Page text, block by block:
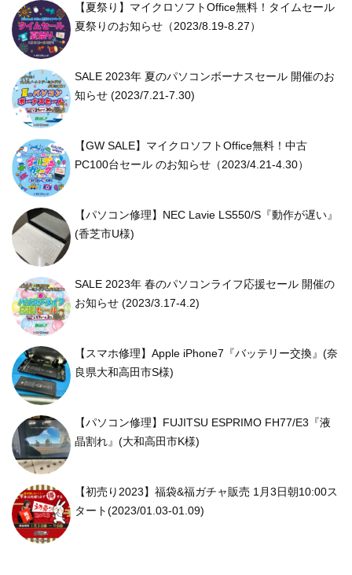
【夏祭り】マイクロソフトOffice無料！タイムセール
夏祭りのお知らせ（2023/8.19-8.27）
SALE 2023年 夏のパソコンボーナスセール 開催のお
知らせ (2023/7.21-7.30)
【GW SALE】マイクロソフトOffice無料！中古
PC100台セール のお知らせ（2023/4.21-4.30）
【パソコン修理】NEC Lavie LS550/S『動作が遅い』
(香芝市U様)
SALE 2023年 春のパソコンライフ応援セール 開催の
お知らせ (2023/3.17-4.2)
【スマホ修理】Apple iPhone7『バッテリー交換』(奈
良県大和高田市S様)
【パソコン修理】FUJITSU ESPRIMO FH77/E3『液
晶割れ』(大和高田市K様)
【初売り2023】福袋&福ガチャ販売 1月3日朝10:00ス
タート(2023/01.03-01.09)